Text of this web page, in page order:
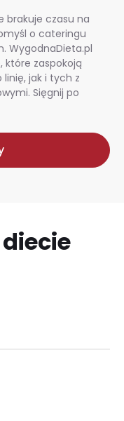
brakuje czasu na
o cateringu
WygodnaDieta.pl
które zaspokoją
jak i tych z
Sięgnij po